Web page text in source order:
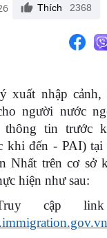
Thích 2368
xuất nhập
người nước
thông tin trước
khi đến - PAI) tại
Nhất trên cơ sở
hiện như sau:
cập link